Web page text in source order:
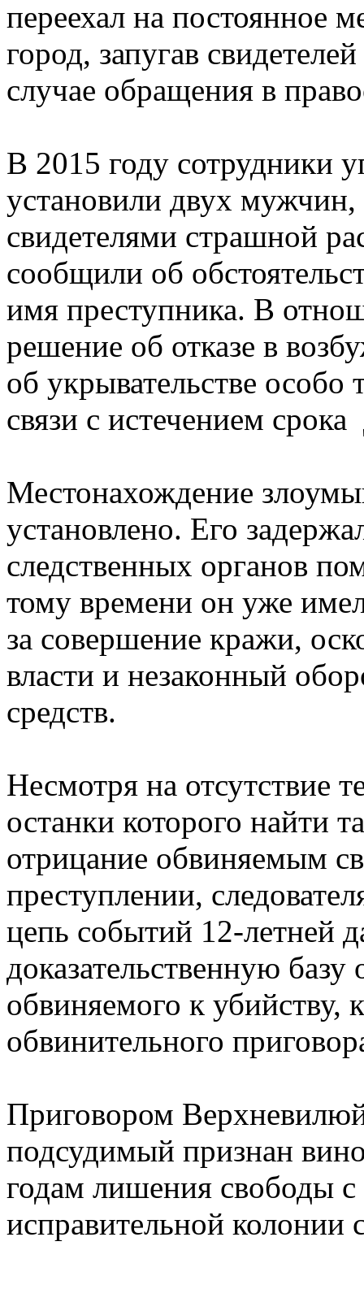
переехал на постоянное
город, запугав
случае обращения в
В 2015 году сотрудники
установили двух мужчин,
свидетелями страшной
сообщили об
имя преступника. В
решение об отказе в
об укрывательстве
связи с истечением
Местонахождение
установлено. Его
следственных органов
тому времени он уже
за совершение кражи,
власти и незаконный
средств.
Несмотря на отсутствие
останки которого найти
отрицание обвиняемым
преступлении,
цепь событий 12-летней
доказательственную базу
обвиняемого к убийству,
обвинительного
Приговором
подсудимый признан
годам лишения свободы
исправительной колонии